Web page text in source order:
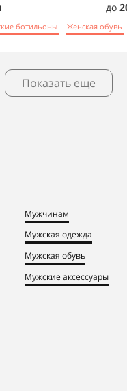
до
ботильоны Женская обувь
Показать еще
Мужчинам
Мужская одежда
Мужская обувь
Мужские аксессуары